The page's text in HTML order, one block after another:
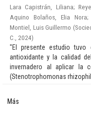
Lara Capistrán, Liliana;
Aquino Bolaños, Elia Nora;
Montiel, Luis Guillermo (
C.
2024)
"El presente estudio tuvo
antioxidante y la calidad
invernadero al aplicar la
(Stenotrophomonas
Más